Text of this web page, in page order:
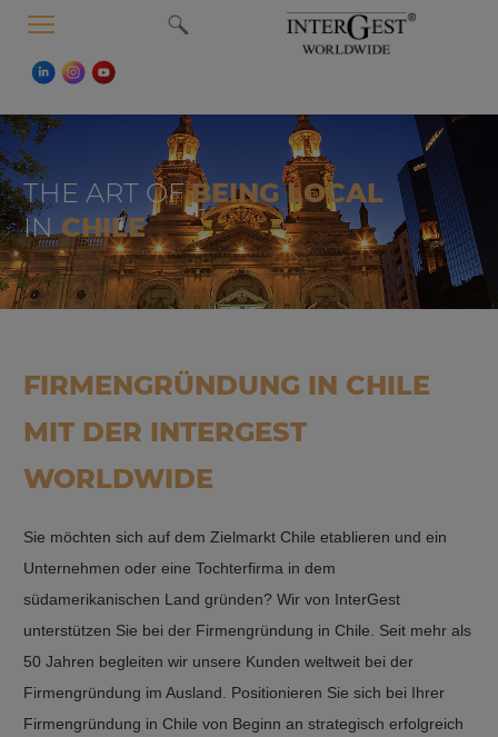
THE ART OFBEING LOCAL
INCHILE
FIRMENGRÜNDUNG IN CHILE
MIT DER INTERGEST
WORLDWIDE
Sie möchten sich auf dem Zielmarkt Chile etablieren und ein
Unternehmen oder eine Tochterfirma in dem
südamerikanischen Land gründen? Wir von InterGest
unterstützen Sie bei der Firmengründung in Chile. Seit mehr als
50 Jahren begleiten wir unsere Kunden weltweit bei der
Firmengründung im Ausland. Positionieren Sie sich bei Ihrer
Firmengründung in Chile von Beginn an strategisch erfolgreich